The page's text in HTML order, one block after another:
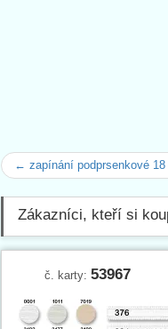
← zapínání podprsenkové 18
Zákazníci, kteří si
č. karty: 53967